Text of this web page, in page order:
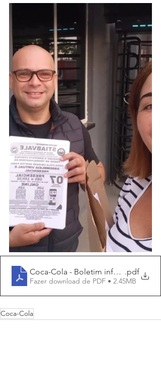
Coca-Cola - Boletim informativo
.pdf
Fazer download de PDF • 2.45MB
Coca-Cola